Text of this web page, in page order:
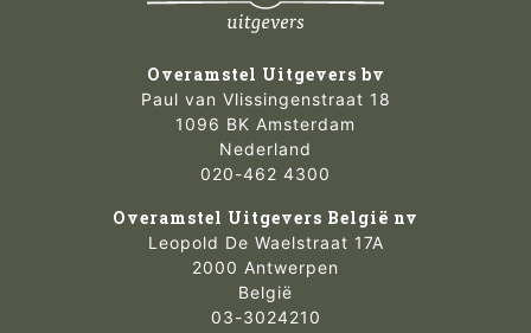
Overamstel Uitgevers bv
Paul van Vlissingenstraat 18
1096 BK Amsterdam
Nederland
020-462 4300
Overamstel Uitgevers België nv
Leopold De Waelstraat 17A
2000 Antwerpen
België
03-3024210